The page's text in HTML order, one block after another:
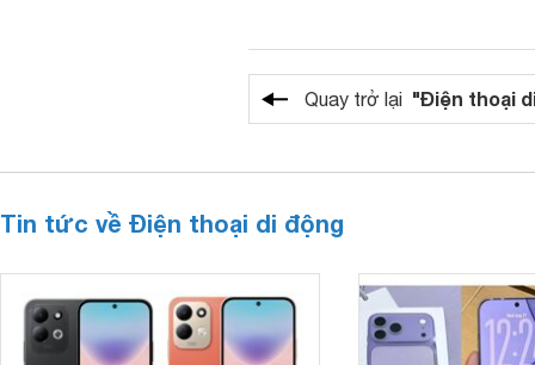
Quay trở lại "Điện thoại
Tin tức về Điện thoại di động